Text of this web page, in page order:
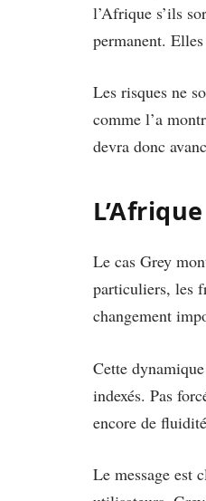
l’Afrique s’ils
permanent.
Les risques ne
comme l’a
devra donc
Le cas Grey
particuliers, les
changement
Cette
indexés. Pas
encore de
Le message est